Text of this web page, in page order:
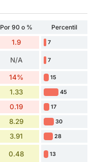
Por 90 o %
Percentil
1.9 7
N/A 7
14% 15
1.33 45
0.19 17
8.29 30
3.91 28
0.48 13